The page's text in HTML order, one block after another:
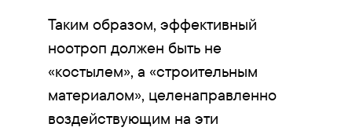
Таким образом, эффективный
ноотроп должен быть не
«костылем», а «строительным
материалом», целенаправленно
воздействующим на эти